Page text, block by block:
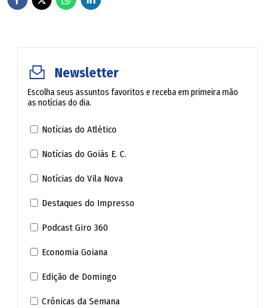
Liam Lawson (Racing Bulls/Honda RBPT)
Carlos Sainz (Williams/Mercedes)
Nico Hülkenberg (Sauber/Ferrari)
Kimi Antonelli (Mercedes)
Pierre Gasly (Alpine/Renault)
Não terminaram
Newsletter
Escolha seus assuntos favoritos e receba em primeira mão
as notícias do dia.
Notícias do Atlético
Notícias do Goiás E. C.
Notícias do Vila Nova
Destaques do Impresso
Podcast Giro 360
Economia Goiana
Edição de Domingo
Crônicas da Semana